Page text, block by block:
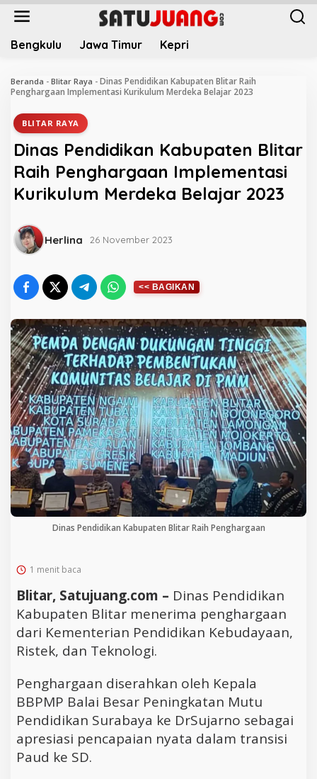
L
Bengkulu Jawa Timur Kepri
Beranda - Blitar Raya - Dinas Pendidikan Kabupaten Blitar Raih
Penghargaan Implementasi Kurikulum Merdeka Belajar 2023
BLITAR RAYA
Dinas Pendidikan Kabupaten Blitar
Raih Penghargaan Implementasi
Kurikulum Merdeka Belajar 2023
Herlina 26 November 2023
Dinas Pendidikan Kabupaten Blitar Raih Penghargaan
1 menit baca
Blitar, Satujuang.com – Dinas Pendidikan
Kabupaten Blitar menerima penghargaan
dari Kementerian Pendidikan Kebudayaan,
Ristek, dan Teknologi.
Penghargaan diserahkan oleh Kepala
BBPMP Balai Besar Peningkatan Mutu
Pendidikan Surabaya ke DrSujarno sebagai
apresiasi pencapaian nyata dalam transisi
Paud ke SD.